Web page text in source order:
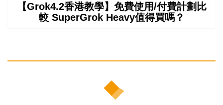
【Grok4.2香港教學】免費使用/付費計劃比
較 SuperGrok Heavy值得買嗎？